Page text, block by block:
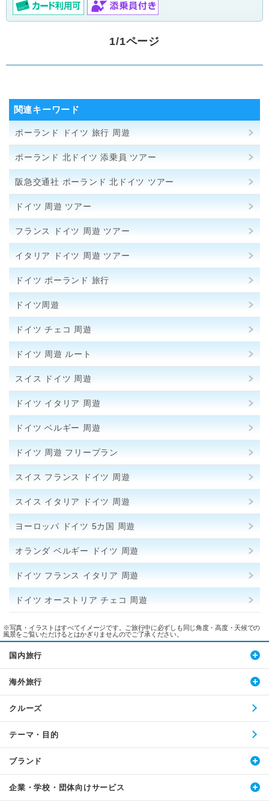
1/1ページ
関連キーワード
ポーランド ドイツ 旅行 周遊
ポーランド 北ドイツ 添乗員 ツアー
阪急交通社 ポーランド 北ドイツ ツアー
ドイツ 周遊 ツアー
フランス ドイツ 周遊 ツアー
イタリア ドイツ 周遊 ツアー
ドイツ ポーランド 旅行
ドイツ周遊
ドイツ チェコ 周遊
ドイツ 周遊 ルート
スイス ドイツ 周遊
ドイツ イタリア 周遊
ドイツ ベルギー 周遊
ドイツ 周遊 フリープラン
スイス フランス ドイツ 周遊
スイス イタリア ドイツ 周遊
ヨーロッパ ドイツ 5カ国 周遊
オランダ ベルギー ドイツ 周遊
ドイツ フランス イタリア 周遊
ドイツ オーストリア チェコ 周遊
※写真・イラストはすべてイメージです。ご旅行中に必ずしも同じ角度・高度・天候での
風景をご覧いただけるとはかぎりませんのでご了承ください。
国内旅行
海外旅行
クルーズ
テーマ・目的
ブランド
企業・学校・団体向けサービス